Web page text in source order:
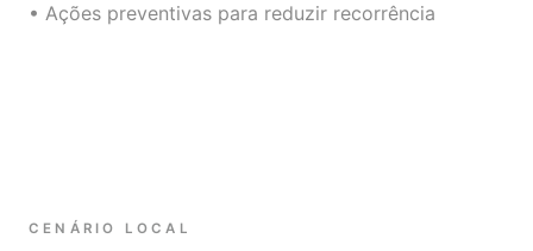
• Ações preventivas para reduzir recorrência
CENÁRIO LOCAL